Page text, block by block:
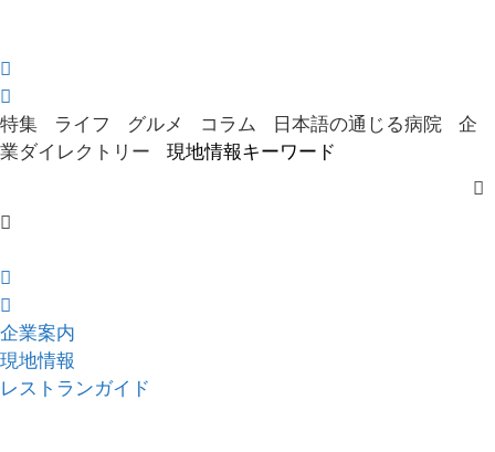
content
特集 ライフ グルメ コラム 日本語の通じる病院
企
業ダイレクトリー
現地情報キーワード
企業案内
現地情報
レストランガイド